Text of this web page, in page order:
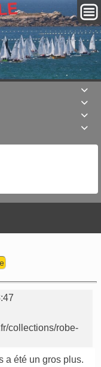




collections/robe-
a été un gros plus.